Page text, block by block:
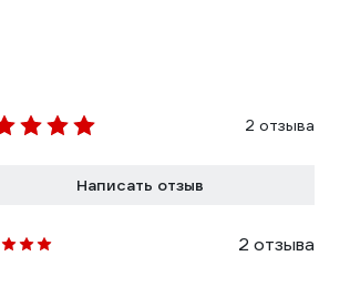
2 отзыва
Написать отзыв
2 отзыва